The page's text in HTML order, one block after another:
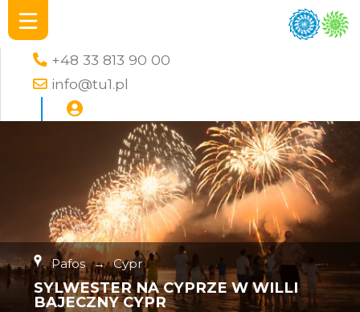
+48 33 813 90 00
info@tu1.pl
Pafos → Cypr
SYLWESTER NA CYPRZE W WILLI
BAJECZNY CYPR